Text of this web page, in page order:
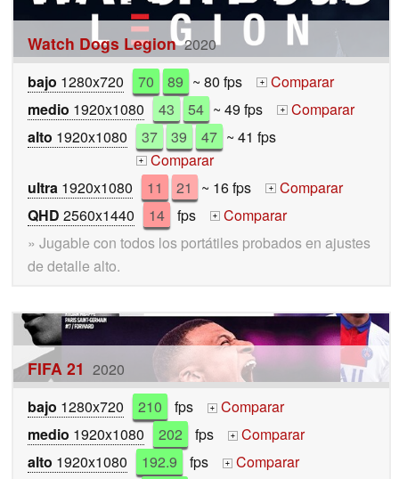
Watch Dogs Legion 2020
bajo 1280x720 70 89 ~ 80 fps + Comparar
medio 1920x1080 43 54 ~ 49 fps + Comparar
alto 1920x1080 37 39 47 ~ 41 fps
+ Comparar
ultra 1920x1080 11 21 ~ 16 fps + Comparar
QHD 2560x1440 14 fps +
Comparar
» Jugable con todos los portátiles probados en ajustes
de detalle alto.
FIFA 21 2020
bajo 1280x720 210 fps +
Comparar
medio 1920x1080 202 fps +
Comparar
alto 1920x1080 192.9 fps + Comparar